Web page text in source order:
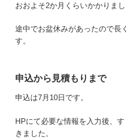
おおよそ2か月くらいかかりまし
途中でお盆休みがあったので長
す。
申込から見積もりまで
申込は7月10日です。
HPにて必要な情報を入力後、
きました。